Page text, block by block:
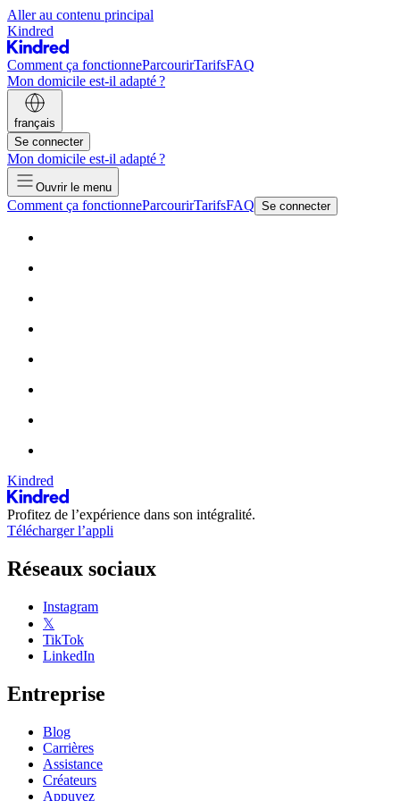
Aller au contenu principal
Kindred
Comment ça fonctionneParcourirTarifsFAQ
Mon domicile est-il adapté ?
français
Se connecter
Mon domicile est-il adapté ?
Ouvrir le menu
Comment ça fonctionneParcourirTarifsFAQ Se connecter
Kindred
Profitez de l’expérience dans son intégralité.
Télécharger l’appli
Réseaux sociaux
Instagram
𝕏
TikTok
LinkedIn
Entreprise
Blog
Carrières
Assistance
Créateurs
Appuyez